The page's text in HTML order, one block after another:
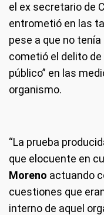
el ex secretario de
entrometió en las
pese a que no
cometió el delito
público” en las
organismo.
“La prueba
que elocuente en
Moreno actuando
cuestiones que
interno de aquel